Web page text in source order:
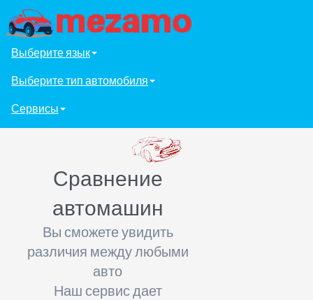
Выберите язык
Выберите тип автомобиля
Сервисы
Сравнение
автомашин
Вы сможете увидить
различия между любыми
авто
Наш сервис дает